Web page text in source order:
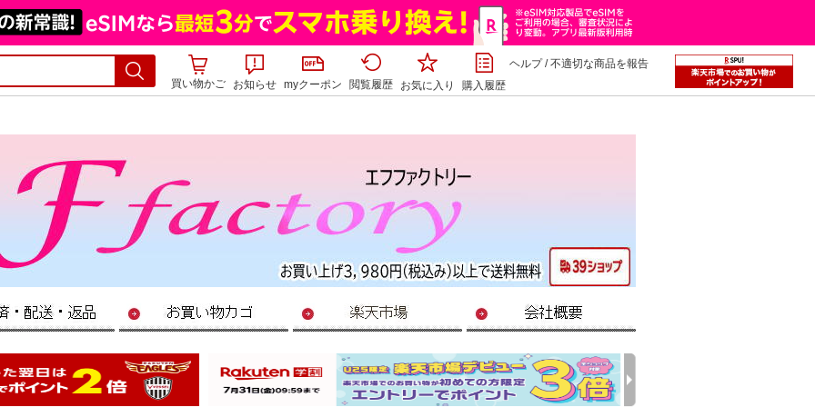
買い物かご お知らせ myクーポン 閲覧履歴 お気に入り 購入履歴
ヘルプ/不適切な商品を報告